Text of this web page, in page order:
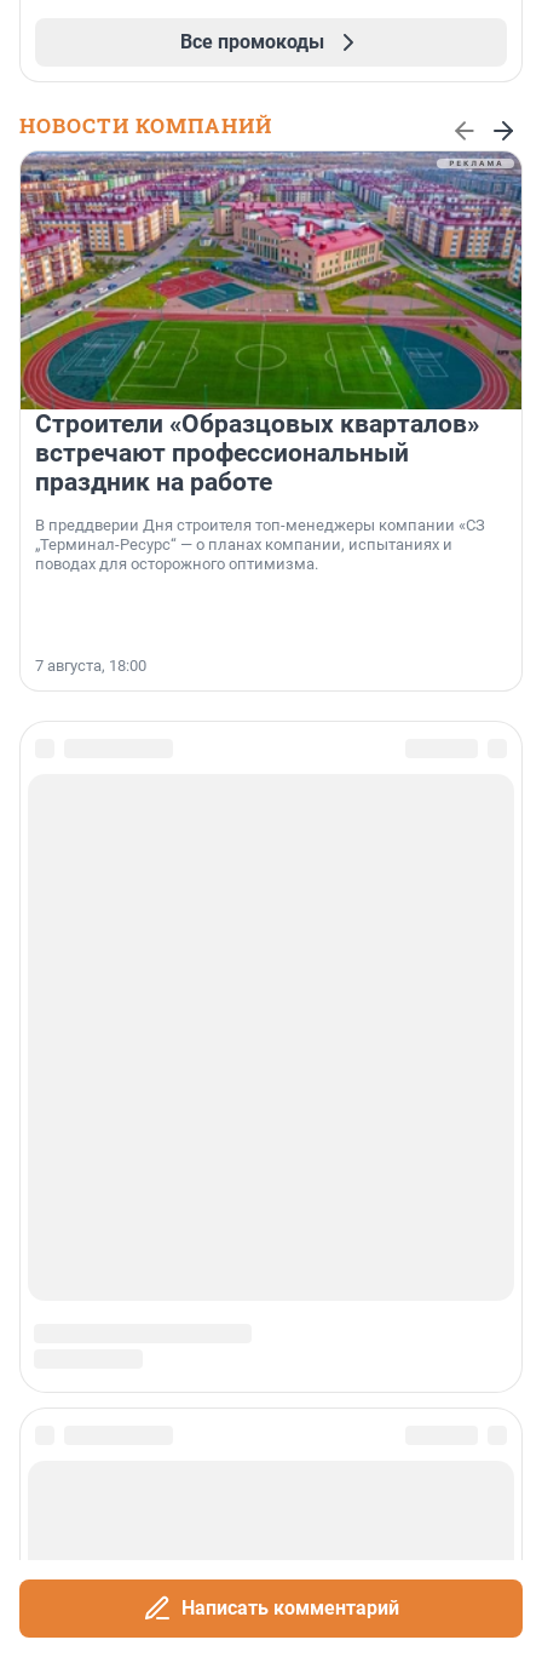
Все промокоды
НОВОСТИ КОМПАНИЙ
Строители «Образцовых кварталов»
встречают профессиональный
праздник на работе
В преддверии Дня строителя топ-менеджеры компании «СЗ
„Терминал-Ресурс“ — о планах компании, испытаниях и
поводах для осторожного оптимизма.
7 августа, 18:00
Написать комментарий